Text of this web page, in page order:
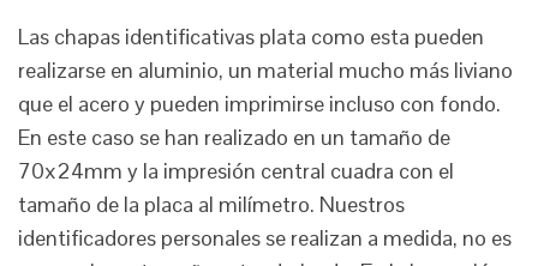
Las chapas identificativas plata como esta pueden
realizarse en aluminio, un material mucho más liviano
que el acero y pueden imprimirse incluso con fondo.
En este caso se han realizado en un tamaño de
70x24mm y la impresión central cuadra con el
tamaño de la placa al milímetro. Nuestros
identificadores personales se realizan a medida, no es